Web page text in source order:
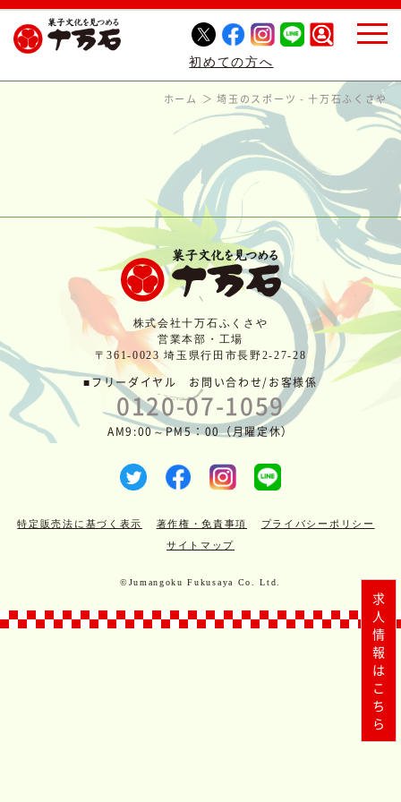
初めての方へ
ホーム 埼玉のスポーツ - 十万石ふくさや
求人情報はこちら
株式会社十万石ふくさや
営業本部・工場
〒361-0023 埼玉県行田市長野2-27-28
■フリーダイヤル お問い合わせ/お客様係
0120-07-1059
AM9:00～PM5：00（月曜定休）
特定販売法に基づく表示 著作権・免責事項
プライバシーポリシー
サイトマップ
©Jumangoku Fukusaya Co. Ltd.